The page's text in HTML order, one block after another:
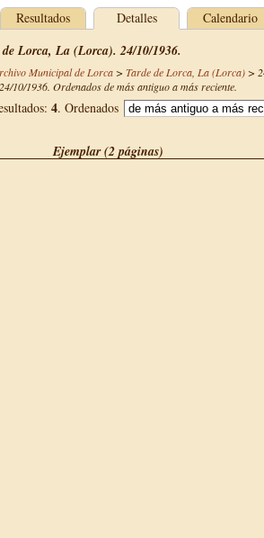
Resultados Detalles Calendario
Lorca, La (Lorca). 24/10/1936.
Municipal de Lorca> Tarde de Lorca, La (Lorca)>
10/1936. Ordenados de más antiguo a más reciente.
4. Ordenados
Ejemplar (2 páginas)